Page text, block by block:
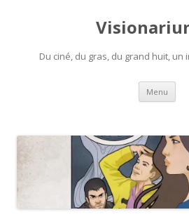
Du ciné, du gras, du grand huit,
Menu Aller